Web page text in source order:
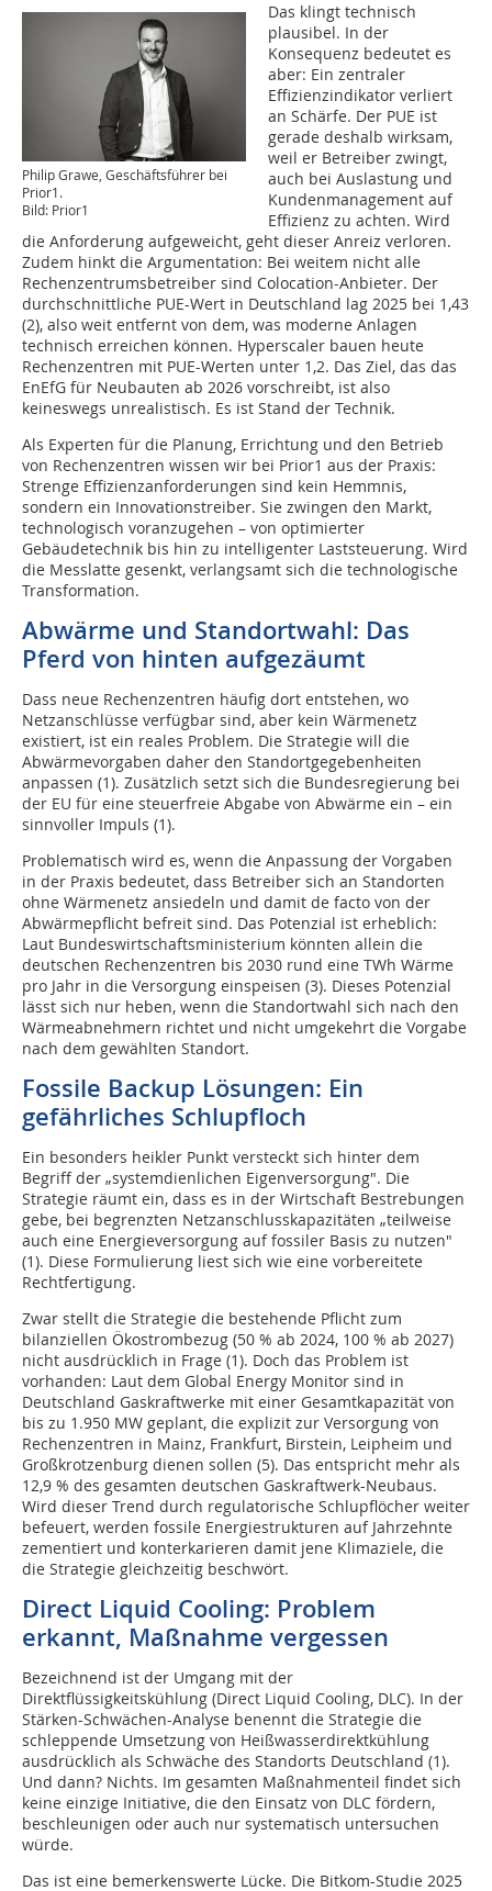
Philip Grawe, Geschäftsführer bei
Prior1.
Bild: Prior1
Das klingt technisch
plausibel. In der
Konsequenz bedeutet es
aber: Ein zentraler
Effizienzindikator verliert
an Schärfe. Der PUE ist
gerade deshalb wirksam,
weil er Betreiber zwingt,
auch bei Auslastung und
Kundenmanagement auf
Effizienz zu achten. Wird
die Anforderung aufgeweicht, geht dieser Anreiz verloren.
Zudem hinkt die Argumentation: Bei weitem nicht alle
Rechenzentrumsbetreiber sind Colocation-Anbieter. Der
durchschnittliche PUE-Wert in Deutschland lag 2025 bei 1,43
(2), also weit entfernt von dem, was moderne Anlagen
technisch erreichen können. Hyperscaler bauen heute
Rechenzentren mit PUE-Werten unter 1,2. Das Ziel, das das
EnEfG für Neubauten ab 2026 vorschreibt, ist also
keineswegs unrealistisch. Es ist Stand der Technik.
Als Experten für die Planung, Errichtung und den Betrieb
von Rechenzentren wissen wir bei Prior1 aus der Praxis:
Strenge Effizienzanforderungen sind kein Hemmnis,
sondern ein Innovationstreiber. Sie zwingen den Markt,
technologisch voranzugehen – von optimierter
Gebäudetechnik bis hin zu intelligenter Laststeuerung. Wird
die Messlatte gesenkt, verlangsamt sich die technologische
Transformation.
Abwärme und Standortwahl: Das
Pferd von hinten aufgezäumt
Dass neue Rechenzentren häufig dort entstehen, wo
Netzanschlüsse verfügbar sind, aber kein Wärmenetz
existiert, ist ein reales Problem. Die Strategie will die
Abwärmevorgaben daher den Standortgegebenheiten
anpassen (1). Zusätzlich setzt sich die Bundesregierung bei
der EU für eine steuerfreie Abgabe von Abwärme ein – ein
sinnvoller Impuls (1).
Problematisch wird es, wenn die Anpassung der Vorgaben
in der Praxis bedeutet, dass Betreiber sich an Standorten
ohne Wärmenetz ansiedeln und damit de facto von der
Abwärmepflicht befreit sind. Das Potenzial ist erheblich:
Laut Bundeswirtschaftsministerium könnten allein die
deutschen Rechenzentren bis 2030 rund eine TWh Wärme
pro Jahr in die Versorgung einspeisen (3). Dieses Potenzial
lässt sich nur heben, wenn die Standortwahl sich nach den
Wärmeabnehmern richtet und nicht umgekehrt die Vorgabe
nach dem gewählten Standort.
Fossile Backup Lösungen: Ein
gefährliches Schlupfloch
Ein besonders heikler Punkt versteckt sich hinter dem
Begriff der „systemdienlichen Eigenversorgung". Die
Strategie räumt ein, dass es in der Wirtschaft Bestrebungen
gebe, bei begrenzten Netzanschlusskapazitäten „teilweise
auch eine Energieversorgung auf fossiler Basis zu nutzen"
(1). Diese Formulierung liest sich wie eine vorbereitete
Rechtfertigung.
Zwar stellt die Strategie die bestehende Pflicht zum
bilanziellen Ökostrombezug (50 % ab 2024, 100 % ab 2027)
nicht ausdrücklich in Frage (1). Doch das Problem ist
vorhanden: Laut dem Global Energy Monitor sind in
Deutschland Gaskraftwerke mit einer Gesamtkapazität von
bis zu 1.950 MW geplant, die explizit zur Versorgung von
Rechenzentren in Mainz, Frankfurt, Birstein, Leipheim und
Großkrotzenburg dienen sollen (5). Das entspricht mehr als
12,9 % des gesamten deutschen Gaskraftwerk-Neubaus.
Wird dieser Trend durch regulatorische Schlupflöcher weiter
befeuert, werden fossile Energiestrukturen auf Jahrzehnte
zementiert und konterkarieren damit jene Klimaziele, die
die Strategie gleichzeitig beschwört.
Direct Liquid Cooling: Problem
erkannt, Maßnahme vergessen
Bezeichnend ist der Umgang mit der
Direktflüssigkeitskühlung (Direct Liquid Cooling, DLC). In der
Stärken-Schwächen-Analyse benennt die Strategie die
schleppende Umsetzung von Heißwasserdirektkühlung
ausdrücklich als Schwäche des Standorts Deutschland (1).
Und dann? Nichts. Im gesamten Maßnahmenteil findet sich
keine einzige Initiative, die den Einsatz von DLC fördern,
beschleunigen oder auch nur systematisch untersuchen
würde.
Das ist eine bemerkenswerte Lücke. Die Bitkom-Studie 2025